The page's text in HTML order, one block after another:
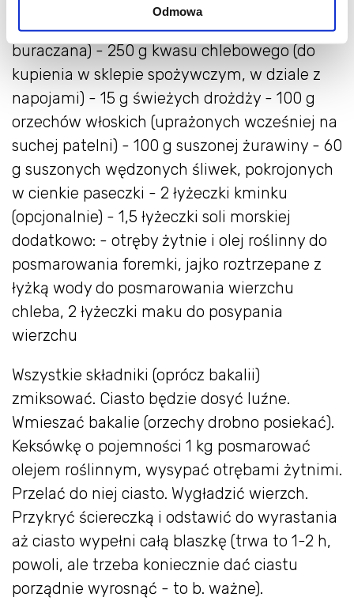
Odmowa
(najlepiej z trzciny cukrowej, ale może być też
buraczana) - 250 g kwasu chlebowego (do
kupienia w sklepie spożywczym, w dziale z
napojami) - 15 g świeżych drożdży - 100 g
orzechów włoskich (uprażonych wcześniej na
suchej patelni) - 100 g suszonej żurawiny - 60
g suszonych wędzonych śliwek, pokrojonych
w cienkie paseczki - 2 łyżeczki kminku
(opcjonalnie) - 1,5 łyżeczki soli morskiej
dodatkowo: - otręby żytnie i olej roślinny do
posmarowania foremki, jajko roztrzepane z
łyżką wody do posmarowania wierzchu
chleba, 2 łyżeczki maku do posypania
wierzchu
Wszystkie składniki (oprócz bakalii)
zmiksować. Ciasto będzie dosyć luźne.
Wmieszać bakalie (orzechy drobno posiekać).
Keksówkę o pojemności 1 kg posmarować
olejem roślinnym, wysypać otrębami żytnimi.
Przelać do niej ciasto. Wygładzić wierzch.
Przykryć ściereczką i odstawić do wyrastania
aż ciasto wypełni całą blaszkę (trwa to 1-2 h,
powoli, ale trzeba koniecznie dać ciastu
porządnie wyrosnąć - to b. ważne).